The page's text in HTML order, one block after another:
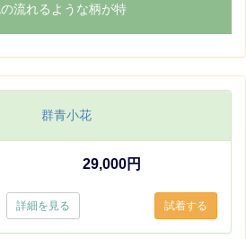
流れるような柄が特
群青小花
29,000円
詳細を見る